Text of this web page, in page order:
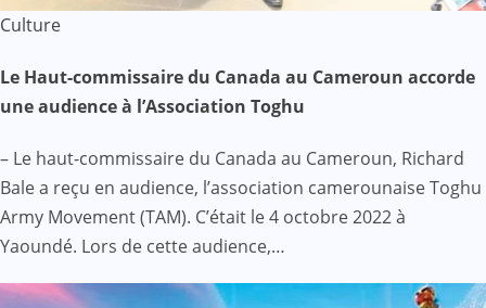
Culture
Le Haut-commissaire du Canada au Cameroun accorde
une audience à l’Association Toghu
– Le haut-commissaire du Canada au Cameroun, Richard
Bale a reçu en audience, l’association camerounaise Toghu
Army Movement (TAM). C’était le 4 octobre 2022 à
Yaoundé. Lors de cette audience,…